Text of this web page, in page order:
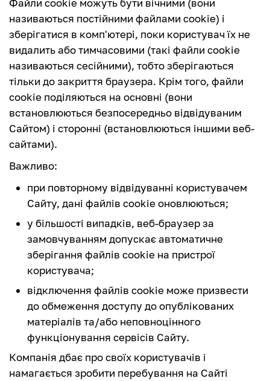
називаються постійними файлами cookie) і
зберігатися в комп'ютері, поки користувач їх не
видалить або тимчасовими (такі файли cookie
називаються сесійними), тобто зберігаються
тільки до закриття браузера. Крім того, файли
cookie поділяються на основні (вони
встановлюються безпосередньо відвідуваним
Сайтом) і сторонні (встановлюються іншими веб-
сайтами).
Важливо:
при повторному відвідуванні користувачем
Сайту, дані файлів cookie оновлюються;
у більшості випадків, веб-браузер за
замовчуванням допускає автоматичне
зберігання файлів cookie на пристрої
користувача;
відключення файлів cookie може призвести
до обмеження доступу до опублікованих
матеріалів та/або неповноцінного
функціонування сервісів Сайту.
Компанія дбає про своїх користувачів і
намагається зробити перебування на Сайті